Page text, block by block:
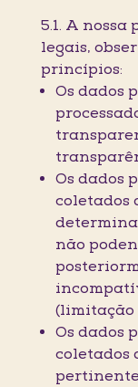
5.1. A
legais,
princípios:
Os dados
Os dados
coletados
não
(limitação
Os dados
coletados